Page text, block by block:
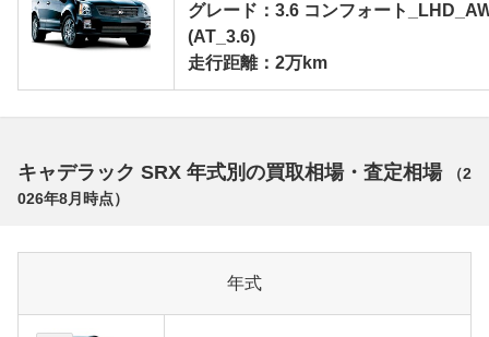
グレード：3.6 コンフォート
(AT_3.6)
走行距離：2万km
キャデラック SRX 年式別の買取相場・査定相場 （2
026年8月 時点）
年式